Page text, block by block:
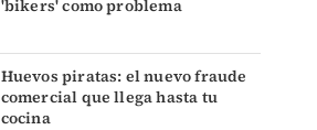
'bikers' como problema
Huevos piratas: el nuevo fraude
comercial que llega hasta tu
cocina